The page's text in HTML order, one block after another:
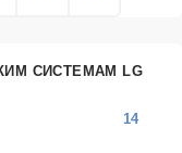
СИСТЕМАМ LG
14